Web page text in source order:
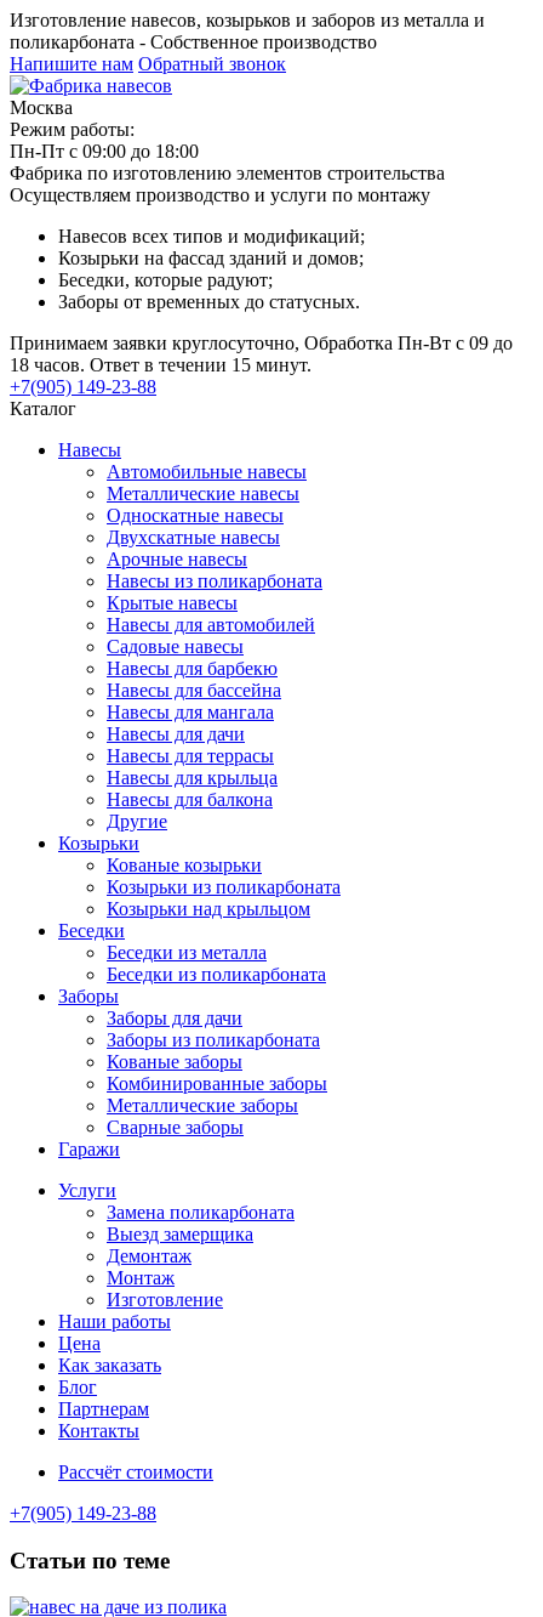
Изготовление навесов, козырьков и заборов из металла и
поликарбоната - Собственное производство
Напишите нам Обратный звонок
Москва
Режим работы:
Пн-Пт с 09:00 до 18:00
Фабрика по изготовлению элементов строительства
Осуществляем производство и услуги по монтажу
Навесов всех типов и модификаций;
Козырьки на фассад зданий и домов;
Беседки, которые радуют;
Заборы от временных до статусных.
Принимаем заявки круглосуточно, Обработка Пн-Вт с 09 до
18 часов. Ответ в течении 15 минут.
+7(905) 149-23-88
Каталог
Навесы
Автомобильные навесы
Металлические навесы
Односкатные навесы
Двухскатные навесы
Арочные навесы
Навесы из поликарбоната
Крытые навесы
Навесы для автомобилей
Садовые навесы
Навесы для барбекю
Навесы для бассейна
Навесы для мангала
Навесы для дачи
Навесы для террасы
Навесы для крыльца
Навесы для балкона
Другие
Козырьки
Кованые козырьки
Козырьки из поликарбоната
Козырьки над крыльцом
Беседки
Беседки из металла
Беседки из поликарбоната
Заборы
Заборы для дачи
Заборы из поликарбоната
Кованые заборы
Комбинированные заборы
Металлические заборы
Сварные заборы
Гаражи
Услуги
Замена поликарбоната
Выезд замерщика
Демонтаж
Монтаж
Изготовление
Наши работы
Цена
Как заказать
Блог
Партнерам
Контакты
Рассчёт стоимости
+7(905) 149-23-88
Статьи по теме